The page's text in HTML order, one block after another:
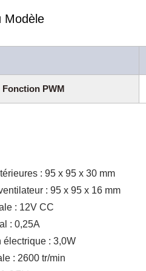
Modèle
Fonction PWM
: 95 x 95 x 30 mm
: 95 x 95 x 16 mm
: 12V CC
: 0,25A
électrique : 3,0W
: 2600 tr/min